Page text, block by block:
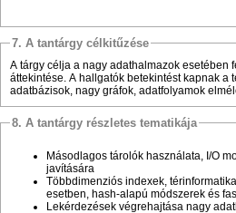
7. A tantárgy célkitűzése
A tárgy célja a nagy adathalmazok
áttekintése. A hallgatók betekintést kapnak
adatbázisok, nagy gráfok, adatfolyamok
8. A tantárgy részletes tematikája
Másodlagos tárolók használata, I/O
javítására
Többdimenziós indexek,
esetben, hash-alapú módszerek és
Lekérdezések végrehajtása nagy